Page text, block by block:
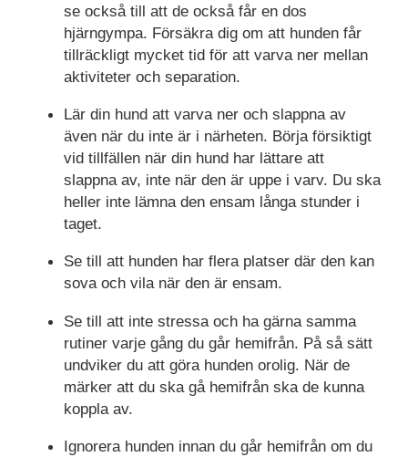
se också till att de också får en dos
hjärngympa. Försäkra dig om att hunden får
tillräckligt mycket tid för att varva ner mellan
aktiviteter och separation.
Lär din hund att varva ner och slappna av
även när du inte är i närheten. Börja försiktigt
vid tillfällen när din hund har lättare att
slappna av, inte när den är uppe i varv. Du ska
heller inte lämna den ensam långa stunder i
taget.
Se till att hunden har flera platser där den kan
sova och vila när den är ensam.
Se till att inte stressa och ha gärna samma
rutiner varje gång du går hemifrån. På så sätt
undviker du att göra hunden orolig. När de
märker att du ska gå hemifrån ska de kunna
koppla av.
Ignorera hunden innan du går hemifrån om du